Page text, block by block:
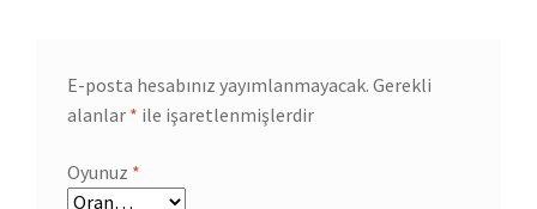
E-posta hesabınız yayımlanmayacak. Gerekli
alanlar * ile işaretlenmişlerdir
Oyunuz *